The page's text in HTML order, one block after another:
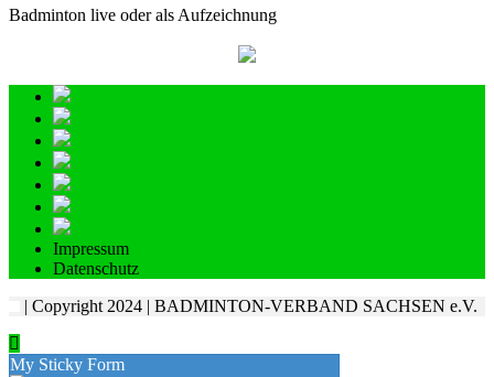
Badminton live oder als Aufzeichnung
Impressum
Datenschutz
| Copyright 2024 | BADMINTON-VERBAND SACHSEN e.V.
My Sticky Form